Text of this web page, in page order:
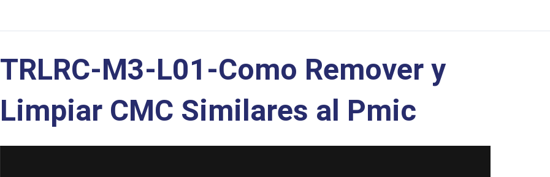
TRLRC-M3-L01-Como Remover y
Limpiar CMC Similares al Pmic